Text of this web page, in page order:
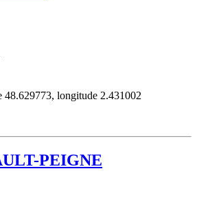
48.629773, longitude 2.431002
PEIGNE